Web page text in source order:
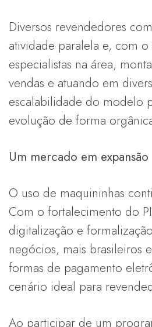
Diversos revendedores
atividade paralela e, com
especialistas na área,
vendas e atuando em
escalabilidade do modelo
evolução de forma
Um mercado em expansão
O uso de maquininhas
Com o fortalecimento do
digitalização e
negócios, mais brasileiros
formas de pagamento
cenário ideal para
Ao participar de um